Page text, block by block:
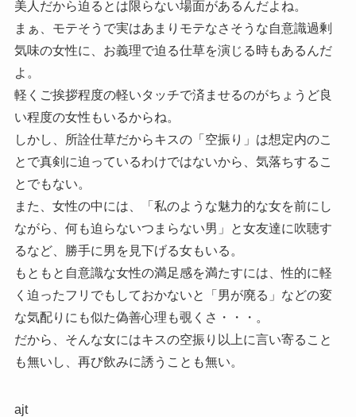
美人だから迫るとは限らない場面があるんだよね。
まぁ、モテそうで実はあまりモテなさそうな自意識過剰
気味の女性に、お義理で迫る仕草を演じる時もあるんだ
よ。
軽くご挨拶程度の軽いタッチで済ませるのがちょうど良
い程度の女性もいるからね。
しかし、所詮仕草だからキスの「空振り」は想定内のこ
とで真剣に迫っているわけではないから、気落ちするこ
とでもない。
また、女性の中には、「私のような魅力的な女を前にし
ながら、何も迫らないつまらない男」と女友達に吹聴す
るなど、勝手に男を見下げる女もいる。
もともと自意識な女性の満足感を満たすには、性的に軽
く迫ったフリでもしておかないと「男が廃る」などの変
な気配りにも似た偽善心理も覗くさ・・・。
だから、そんな女にはキスの空振り以上に言い寄ること
も無いし、再び飲みに誘うことも無い。
ajt